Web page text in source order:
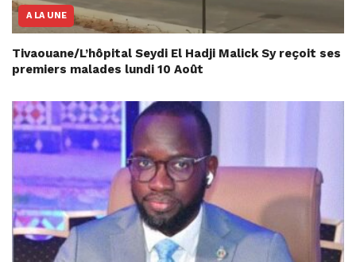
A LA UNE
Tivaouane/L’hôpital Seydi El Hadji Malick Sy reçoit ses
premiers malades lundi 10 Août